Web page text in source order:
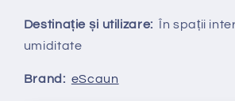
Destinație și utilizare: În spații
umiditate
Brand: eScaun